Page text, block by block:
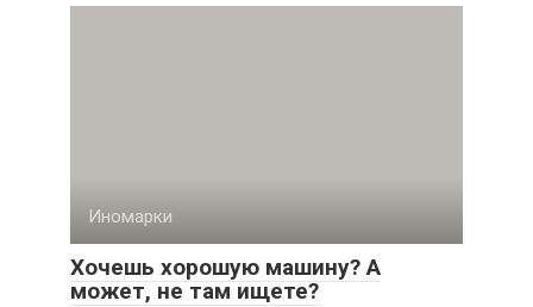
Иномарки
Хочешь хорошую машину? А
может, не там ищете?